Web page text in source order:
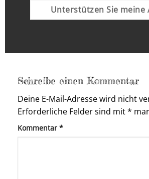
Unterstützen Sie meine
Schreibe einen Kommentar
Deine E-Mail-Adresse wird nicht
Erforderliche Felder sind mit*
Kommentar *